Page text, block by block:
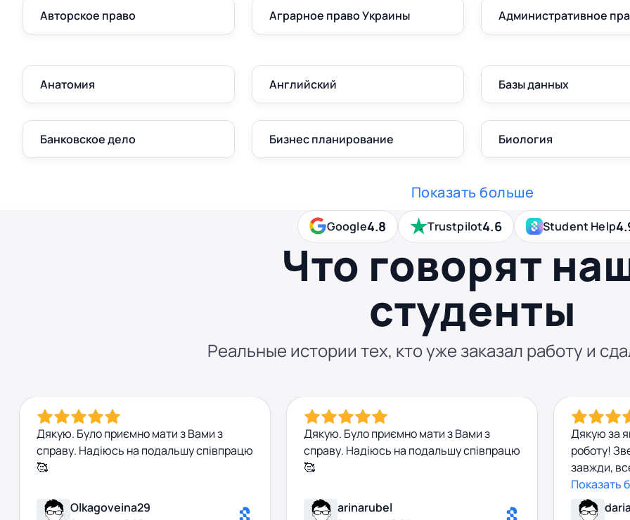
Авторское право Аграрное право Украины Административное
Анатомия Английский Базы данных
Банковское дело Бизнес планирование Биология
Показать больше
Google4.8 Trustpilot4.6 Student Help
Что говорят
студенты
Реальные истории тех, кто уже заказал работу и
Дякую. Було приємно мати з Вами з
справу. Надіюсь на подальшу співпрацю
🥰
Olkagoveina29
Дякую. Було приємно мати з Вами з
справу. Надіюсь на подальшу співпрацю
🥰
arinarubel
Дякую за
роботу!
завжди,
Робота
Показать